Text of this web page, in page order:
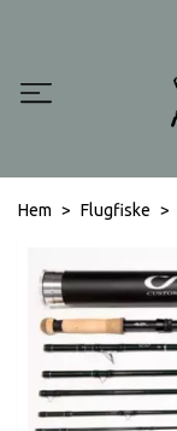
Hem Flugfiske